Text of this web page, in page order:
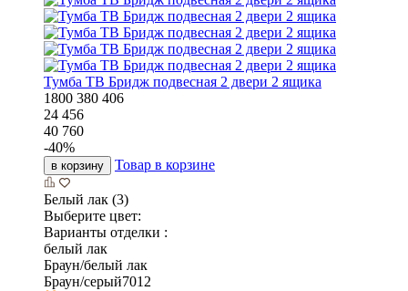
Тумба ТВ Бридж подвесная 2 двери 2 ящика
1800 380 406
24 456
40 760
-40%
в корзину Товар в корзине
Белый лак (3)
Выберите цвет:
Варианты отделки :
белый лак
Браун/белый лак
Браун/серый7012